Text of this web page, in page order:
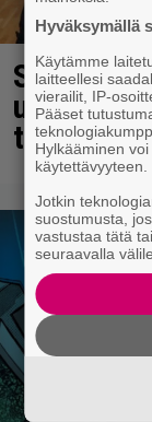
Sara ja
uutta
Hyväksymällä
Käytämme
laitteellesi
vierailit, IP-
Pääset
Hylkääminen
käytettävyyteen.
Jotkin
suostumusta,
vastustaa tätä
seuraavalla